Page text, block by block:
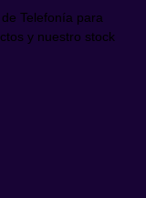
Telefonía para
y nuestro stock